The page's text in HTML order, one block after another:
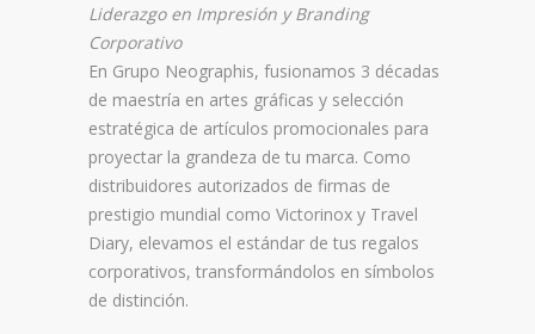
Liderazgo en Impresión y Branding
Corporativo
En Grupo Neographis, fusionamos 3 décadas
de maestría en artes gráficas y selección
estratégica de artículos promocionales para
proyectar la grandeza de tu marca. Como
distribuidores autorizados de firmas de
prestigio mundial como Victorinox y Travel
Diary, elevamos el estándar de tus regalos
corporativos, transformándolos en símbolos
de distinción.